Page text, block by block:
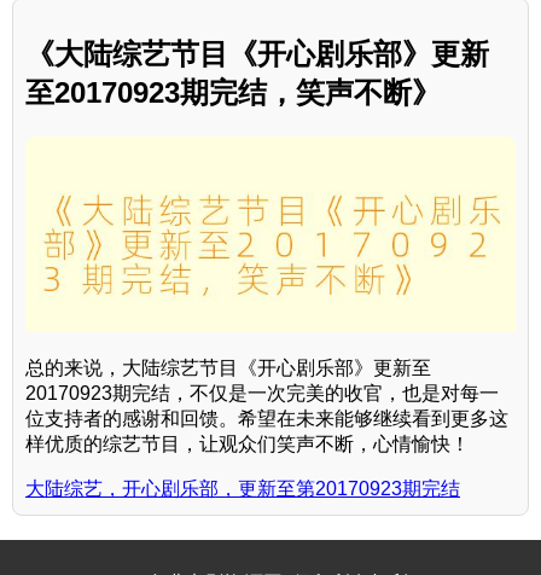
《大陆综艺节目《开心剧乐部》更新
至20170923期完结，笑声不断》
总的来说，大陆综艺节目《开心剧乐部》更新至
20170923期完结，不仅是一次完美的收官，也是对每一
位支持者的感谢和回馈。希望在未来能够继续看到更多这
样优质的综艺节目，让观众们笑声不断，心情愉快！
大陆综艺，开心剧乐部，更新至第20170923期完结